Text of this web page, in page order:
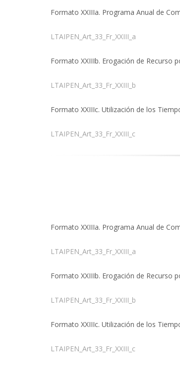
Formato XXIIIa. Programa Anual de
LTAIPEN_Art_33_Fr_XXIII_a
Formato XXIIIb. Erogación de Recurso
LTAIPEN_Art_33_Fr_XXIII_b
Formato XXIIIc. Utilización de los
LTAIPEN_Art_33_Fr_XXIII_c
Formato XXIIIa. Programa Anual de
LTAIPEN_Art_33_Fr_XXIII_a
Formato XXIIIb. Erogación de Recurso
LTAIPEN_Art_33_Fr_XXIII_b
Formato XXIIIc. Utilización de los
LTAIPEN_Art_33_Fr_XXIII_c